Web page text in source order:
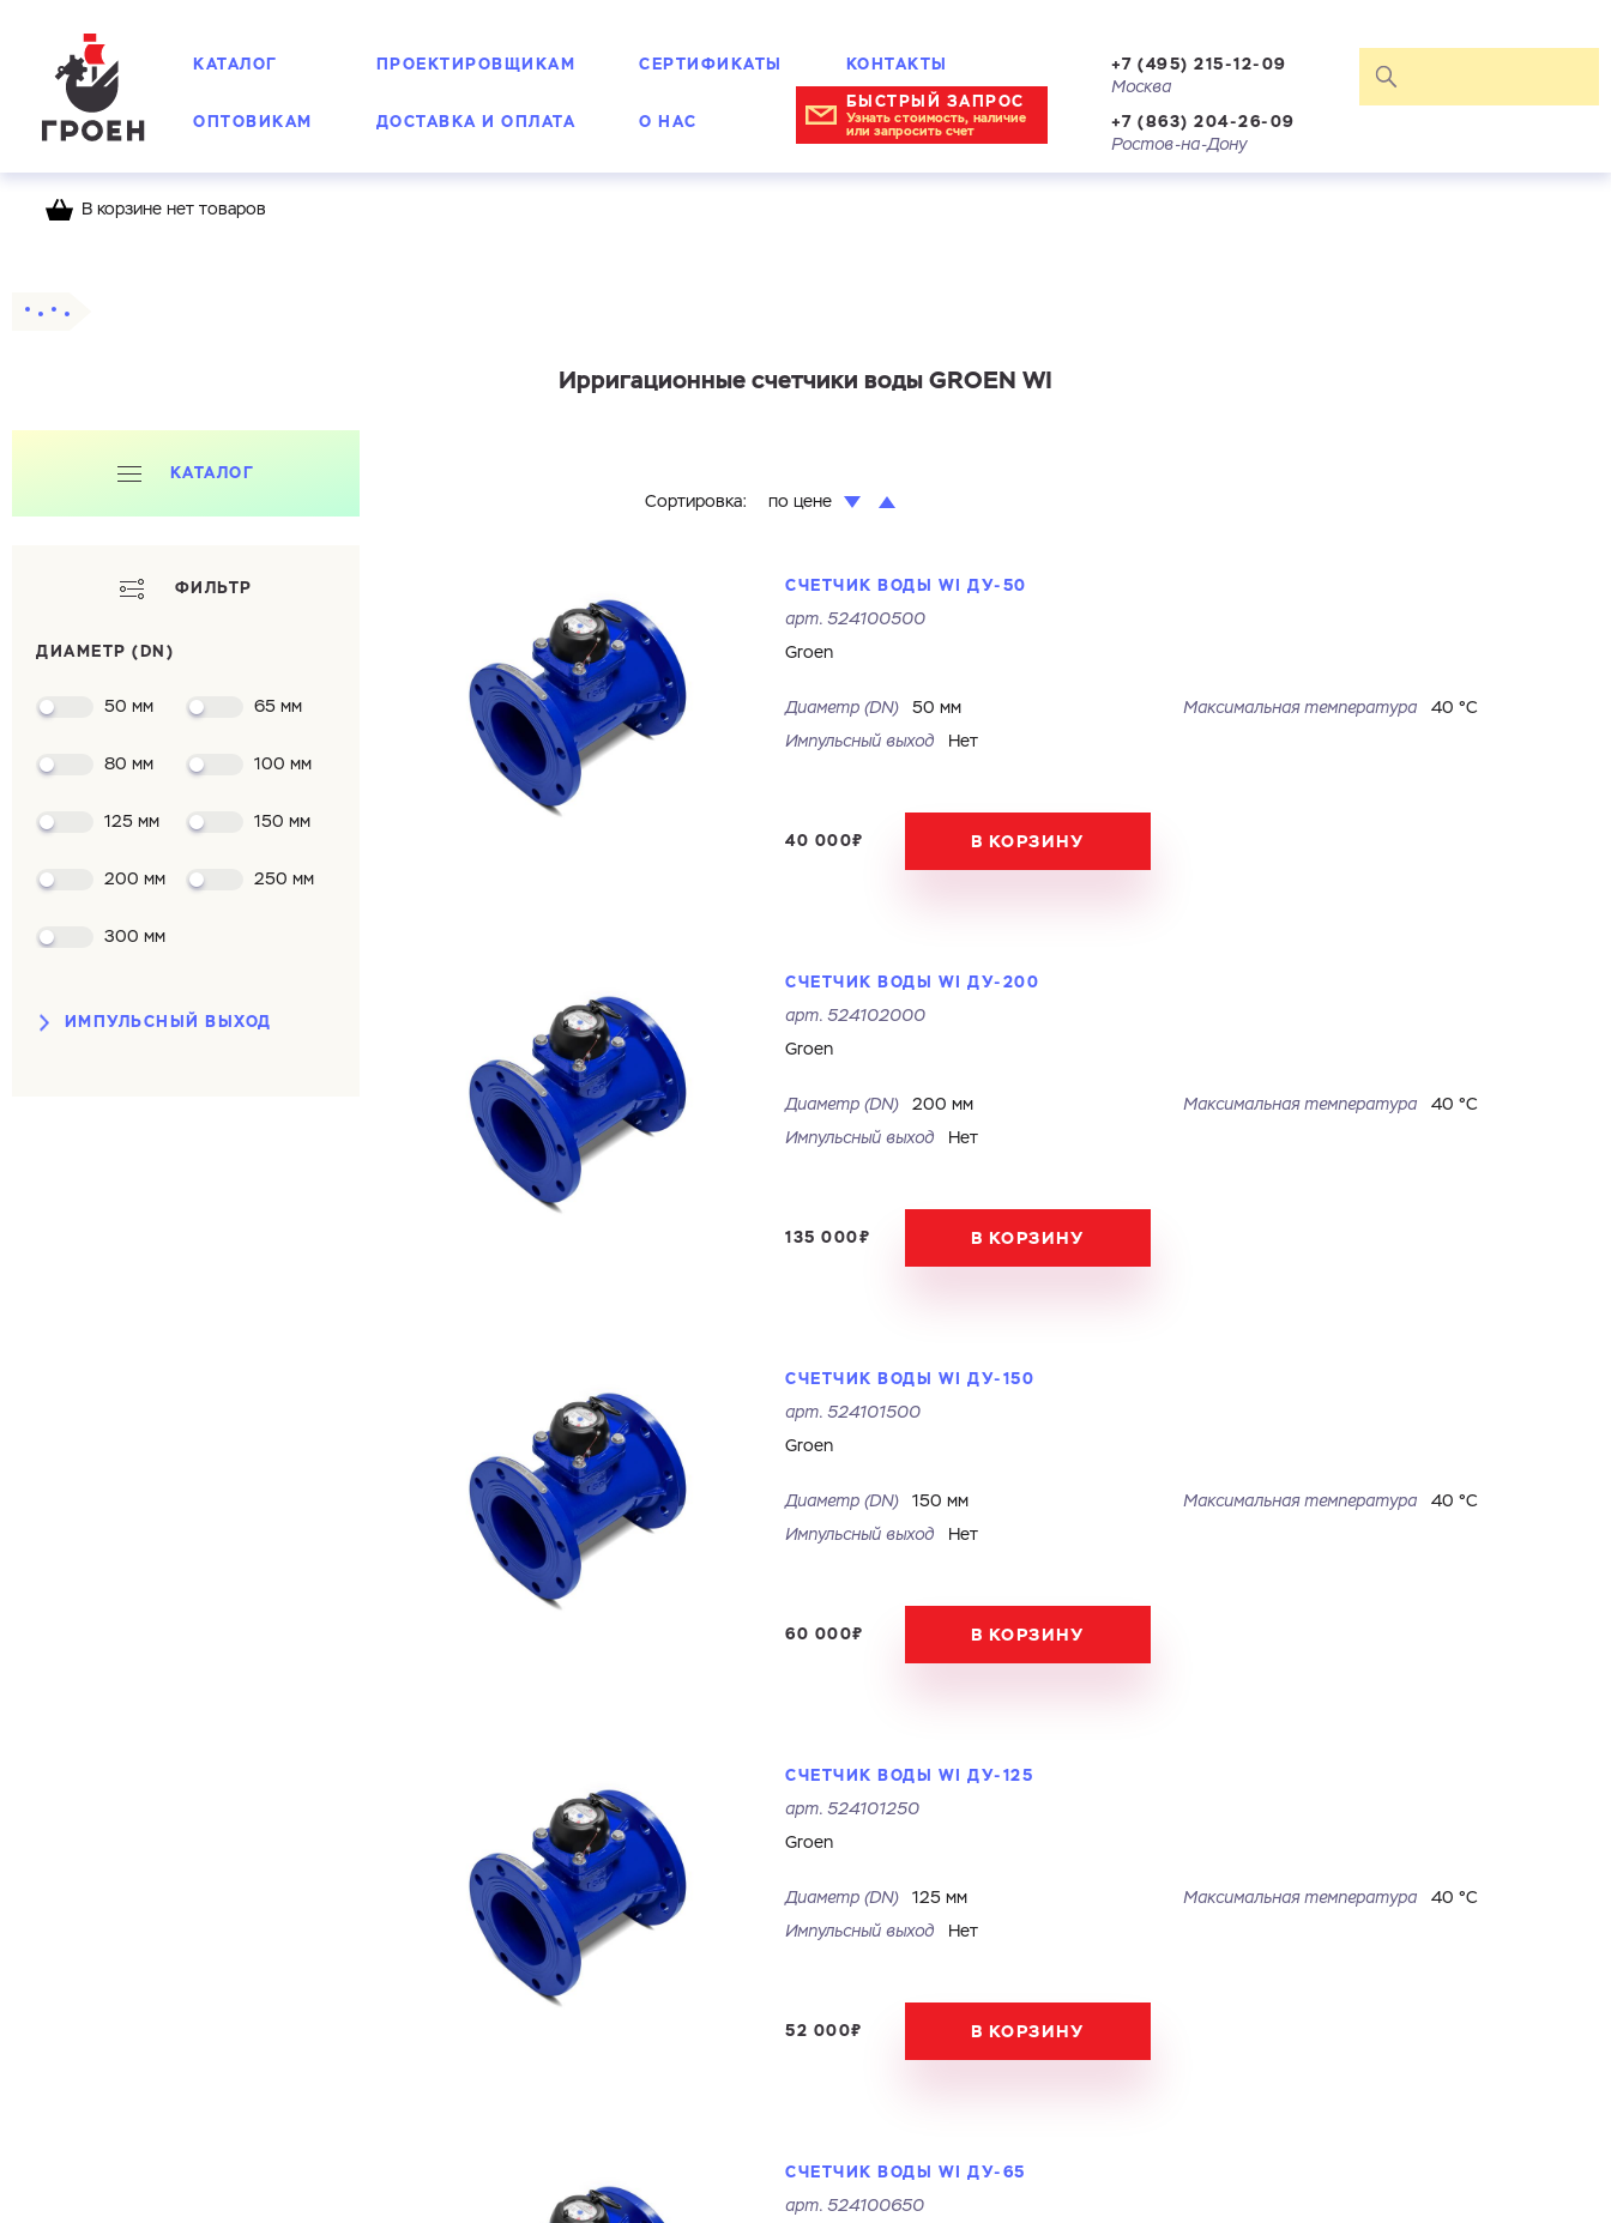
КАТАЛОГ
ОПТОВИКАМ
ПРОЕКТИРОВЩИКАМ
ДОСТАВКА И ОПЛАТА
СЕРТИФИКАТЫ
О НАС
КОНТАКТЫ
БЫСТРЫЙ ЗАПРОС
Узнать стоимость, наличие
или запросить счет
+7 (495) 215-12-09
Москва
+7 (863) 204-26-09
Ростов-на-Дону
В корзине нет товаров
Ирригационные счетчики воды GROEN WI
КАТАЛОГ
Сортировка: по цене
ФИЛЬТР
ДИАМЕТР (DN)
50 мм 65 мм
80 мм 100 мм
125 мм 150 мм
200 мм 250 мм
300 мм
ИМПУЛЬСНЫЙ ВЫХОД
СЧЕТЧИК ВОДЫ WI ДУ-50
арт. 524100500
Groen
Диаметр (DN) 50 мм Максимальная температура
40 °С
Импульсный выход
Нет
40 000₽ В КОРЗИНУ
СЧЕТЧИК ВОДЫ WI ДУ-200
арт. 524102000
Groen
Диаметр (DN) 200 мм Максимальная температура
40 °С
Импульсный выход
Нет
135 000₽ В КОРЗИНУ
СЧЕТЧИК ВОДЫ WI ДУ-150
арт. 524101500
Groen
Диаметр (DN) 150 мм Максимальная температура
40 °С
Импульсный выход
Нет
60 000₽ В КОРЗИНУ
СЧЕТЧИК ВОДЫ WI ДУ-125
арт. 524101250
Groen
Диаметр (DN) 125 мм Максимальная температура
40 °С
Импульсный выход
Нет
52 000₽ В КОРЗИНУ
СЧЕТЧИК ВОДЫ WI ДУ-65
арт. 524100650